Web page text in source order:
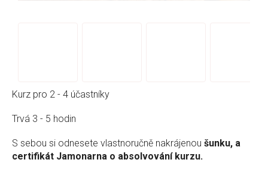
Kurz pro 2 - 4 účastníky
Trvá 3 - 5 hodin
S sebou si odnesete vlastnoručně nakrájenou šunku, a
certifikát Jamonarna o absolvování kurzu.